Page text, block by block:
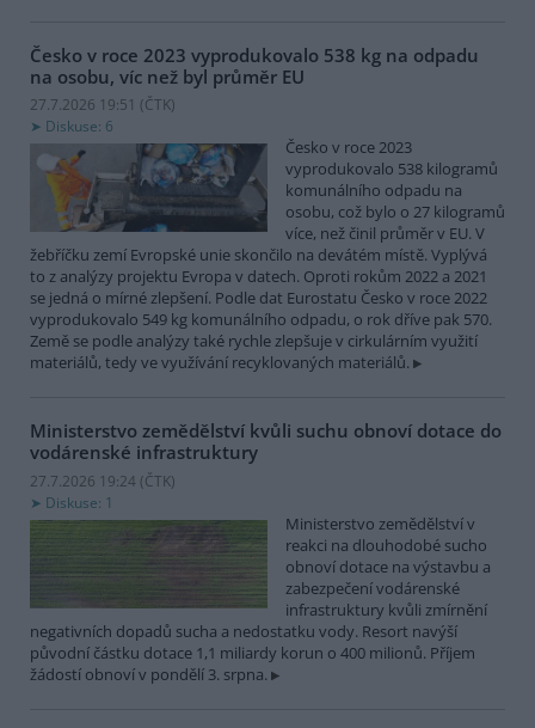
Česko v roce 2023 vyprodukovalo 538 kg na odpadu
na osobu, víc než byl průměr EU
27.7.2026 19:51 (ČTK)
Diskuse: 6
Česko v roce 2023
vyprodukovalo 538 kilogramů
komunálního odpadu na
osobu, což bylo o 27 kilogramů
více, než činil průměr v EU. V
žebříčku zemí Evropské unie skončilo na devátém místě. Vyplývá
to z analýzy projektu Evropa v datech. Oproti rokům 2022 a 2021
se jedná o mírné zlepšení. Podle dat Eurostatu Česko v roce 2022
vyprodukovalo 549 kg komunálního odpadu, o rok dříve pak 570.
Země se podle analýzy také rychle zlepšuje v cirkulárním využití
materiálů, tedy ve využívání recyklovaných materiálů.
Ministerstvo zemědělství kvůli suchu obnoví dotace do
vodárenské infrastruktury
27.7.2026 19:24 (ČTK)
Diskuse: 1
Ministerstvo zemědělství v
reakci na dlouhodobé sucho
obnoví dotace na výstavbu a
zabezpečení vodárenské
infrastruktury kvůli zmírnění
negativních dopadů sucha a nedostatku vody. Resort navýší
původní částku dotace 1,1 miliardy korun o 400 milionů. Příjem
žádostí obnoví v pondělí 3. srpna.